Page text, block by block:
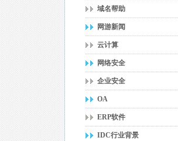
域名帮助
网游新闻
云计算
网络安全
企业安全
OA
ERP软件
IDC行业背景